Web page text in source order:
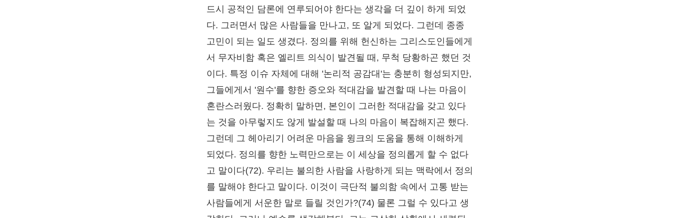
드시 공적인 담론에 연루되어야 한다는 생각을 더 깊이 하게 되었
다. 그러면서 많은 사람들을 만나고, 또 알게 되었다. 그런데 종종
고민이 되는 일도 생겼다. 정의를 위해 헌신하는 그리스도인들에게
서 무자비함 혹은 엘리트 의식이 발견될 때, 무척 당황하곤 했던 것
이다. 특정 이슈 자체에 대해 '논리적 공감대'는 충분히 형성되지만,
그들에게서 '원수'를 향한 증오와 적대감을 발견할 때 나는 마음이
혼란스러웠다. 정확히 말하면, 본인이 그러한 적대감을 갖고 있다
는 것을 아무렇지도 않게 발설할 때 나의 마음이 복잡해지곤 했다.
그런데 그 헤아리기 어려운 마음을 윙크의 도움을 통해 이해하게
되었다. 정의를 향한 노력만으로는 이 세상을 정의롭게 할 수 없다
고 말이다(72). 우리는 불의한 사람을 사랑하게 되는 맥락에서 정의
를 말해야 한다고 말이다. 이것이 극단적 불의함 속에서 고통 받는
사람들에게 서운한 말로 들릴 것인가?(74) 물론 그럴 수 있다고 생